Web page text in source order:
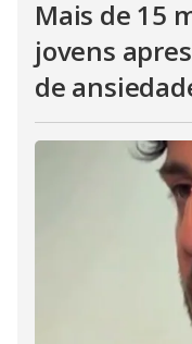
Mais de 15
jovens
de